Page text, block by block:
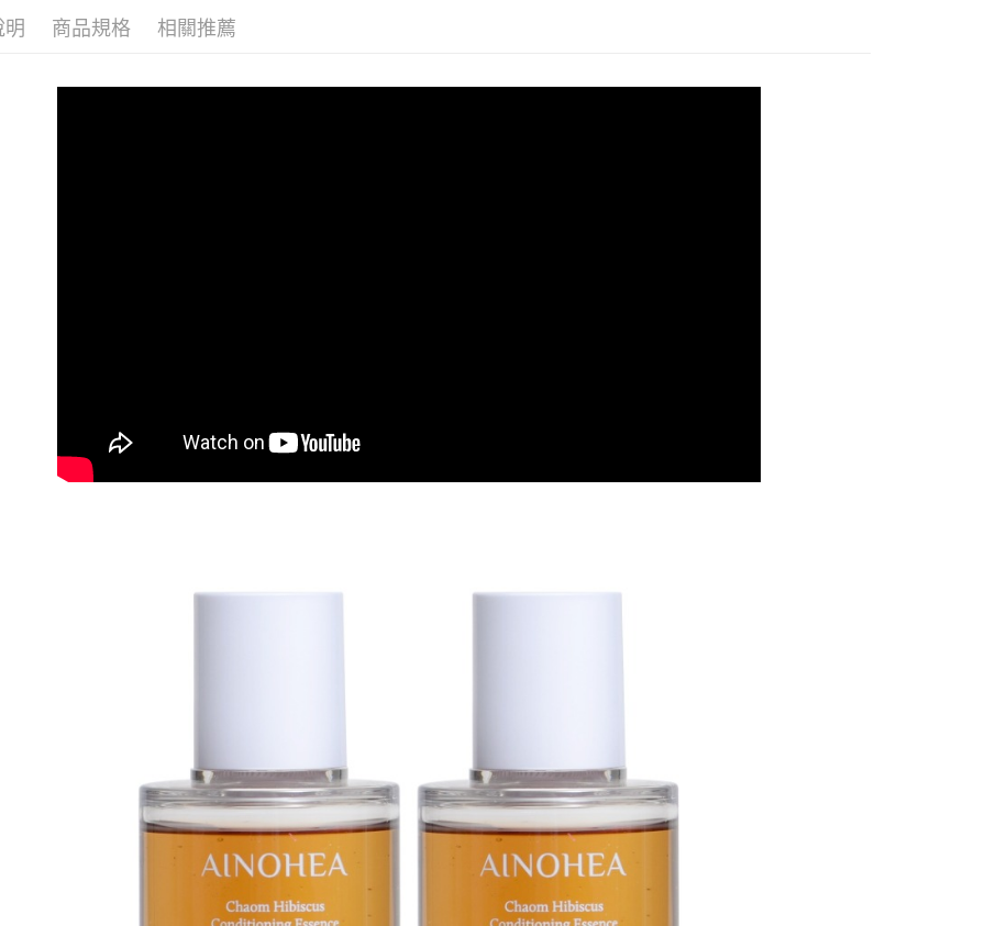
明 商品規格 相關推薦